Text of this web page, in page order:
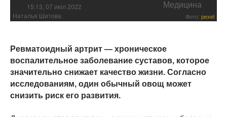
15:13, 07 июл 2022 Медицина
Наталья Шитова Фото: pexel
Ревматоидный артрит — хроническое
воспалительное заболевание суставов, которое
значительно снижает качество жизни. Согласно
исследованиям, один обычный овощ может
снизить риск его развития.